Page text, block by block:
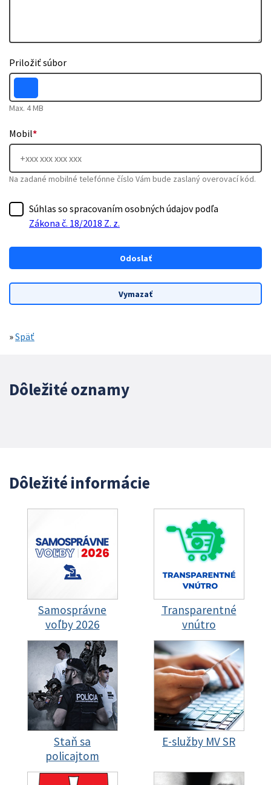
Priložiť súbor
Max. 4 MB
Mobil*
Na zadané mobilné telefónne číslo Vám bude zaslaný overovací kód.
Súhlas so spracovaním osobných údajov podľa
Zákona č. 18/2018 Z. z.
»Späť
Dôležité oznamy
Dôležité informácie
Samosprávne
voľby 2026
Transparentné
vnútro
Staň sa
policajtom
E-služby MV SR